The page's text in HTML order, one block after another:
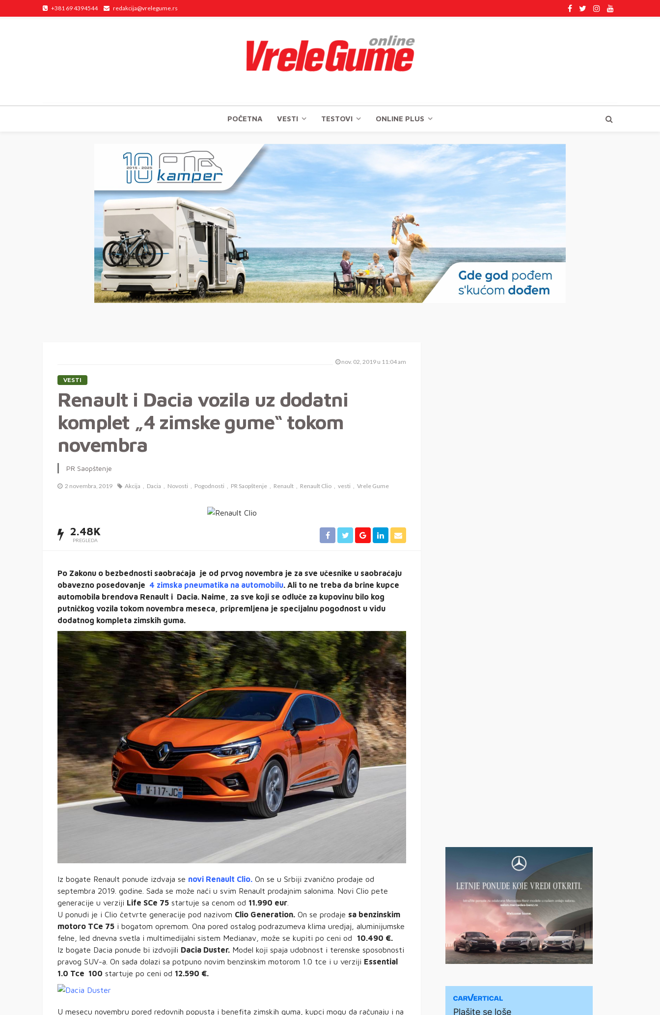
+381 69 4394544 redakcija@vrelegume.rs
POČETNA VESTI TESTOVI ONLINE PLUS
nov. 02, 2019 u 11:04 am
VESTI
Renault i Dacia vozila uz dodatni
komplet „4 zimske gume“ tokom
novembra
PR Saopštenje
2 novembra, 2019 Akcija Dacia Novosti Pogodnosti PR Saopštenje Renault Renault Clio vesti Vrele Gume
2.48K
PREGLEDA
Po Zakonu o bezbednosti saobraćaja je od prvog novembra je za sve učesnike u saobraćaju
obavezno posedovanje 4 zimska pneumatika na automobilu . Ali to ne treba da brine kupce
automobila brendova Renault i Dacia. Naime, za sve koji se odluče za kupovinu bilo kog
putničkog vozila tokom novembra meseca, pripremljena je specijalnu pogodnost u vidu
dodatnog kompleta zimskih guma.
Iz bogate Renault ponude izdvaja se novi Renault Clio. On se u Srbiji zvanično prodaje od
septembra 2019. godine. Sada se može naći u svim Renault prodajnim salonima. Novi Clio pete
generacije u verziji Life SCe 75 startuje sa cenom od 11.990 eur
U ponudi je i Clio četvrte generacije pod nazivom Clio Generation. On se prodaje sa benzinskim
motoro TCe 75 i bogatom opremom. Ona pored ostalog podrazumeva klima uredjaj, aluminijumske
felne, led dnevna svetla i multimedijalni sistem Medianav, može se kupiti po ceni od 10.490 €.
Iz bogate Dacia ponude bi izdvojili Dacia Duster. Model koji spaja udobnost i terenske sposobnosti
pravog SUV-a. On sada dolazi sa potpuno novim benzinskim motorom 1.0 tce i u verziji Essential
1.0 Tce 100 startuje po ceni od 12.590 €.
U mesecu novembru pored redovnih popusta i benefita zimskih guma, kupci mogu da računaju i na